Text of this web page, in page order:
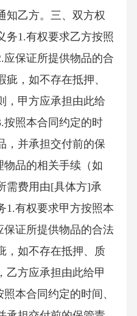
知乙方。三、双方权
务1.有权要求乙方按照
保证所提供物品的合
，如不存在抵押、
，甲方应承担由此给
按照本合同约定的时
，并承担交付前的保
品的相关手续（如
需费用由[具体方]承
1.有权要求甲方按照本
证所提供物品的合法
，如不存在抵押、质
乙方应承担由此给甲
本合同约定的时间、